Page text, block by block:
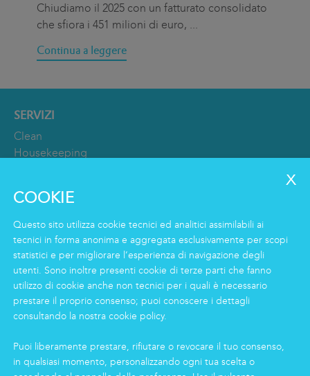
Chiudiamo il 2025 con un fatturato consolidato
che sfiora i 451 milioni di euro, ...
Continua a leggere
SERVIZI
Clean
Housekeeping
Logistics & Care
Servizio Eco Clean
INFORMAZIONI
Gruppo
Certificazioni
News
Markas Family
Press
COOKIE
Questo sito utilizza cookie tecnici ed analitici assimilabili ai
tecnici in forma anonima e aggregata esclusivamente per scopi
statistici e per migliorare l’esperienza di navigazione degli
utenti. Sono inoltre presenti cookie di terze parti che fanno
utilizzo di cookie anche non tecnici per i quali è necessario
prestare il proprio consenso; puoi conoscere i dettagli
consultando la nostra cookie policy.
Puoi liberamente prestare, rifiutare o revocare il tuo consenso,
in qualsiasi momento, personalizzando ogni tua scelta o